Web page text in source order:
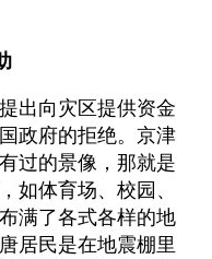
出向灾区提供资金
政府的拒绝。京津
过的景像，那就是
如体育场、校园、
满了各式各样的地
居民是在地震棚里